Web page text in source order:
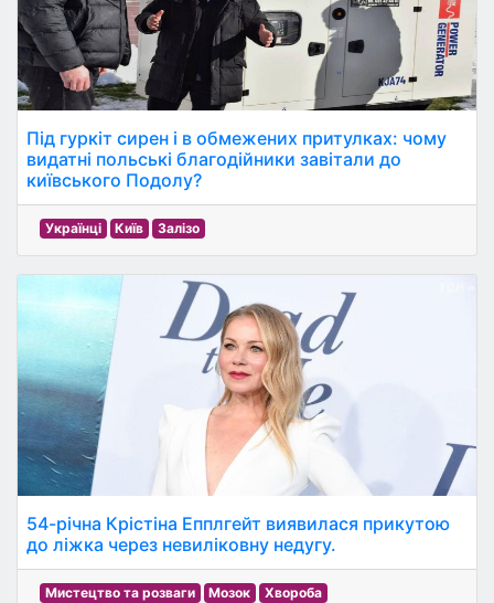
Під гуркіт сирен і в обмежених притулках: чому
видатні польські благодійники завітали до
київського Подолу?
Українці Київ Залізо
54-річна Крістіна Епплгейт виявилася прикутою
до ліжка через невиліковну недугу.
Мистецтво та розваги Мозок Хвороба